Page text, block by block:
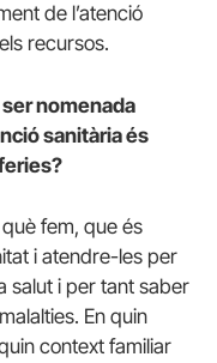
de l’atenció
recursos.
nomenada
sanitària és
fem, que és
i atendre-les per
salut i per tant saber
En quin
context familiar